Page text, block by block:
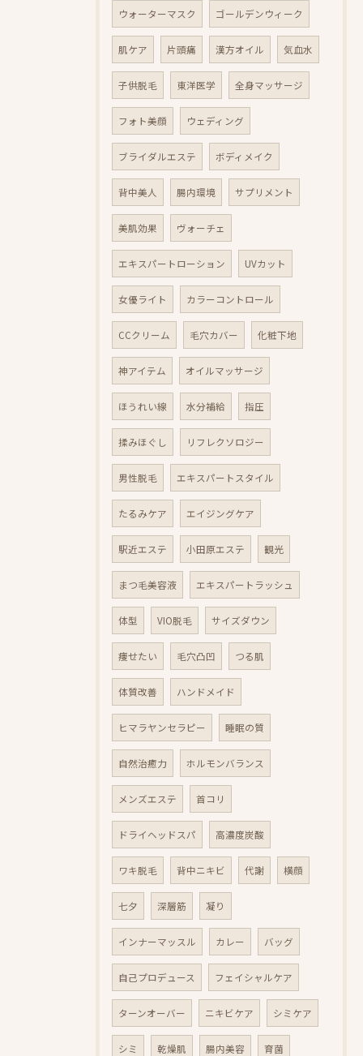
ウォーターマスク ゴールデンウィーク
肌ケア 片頭痛 漢方オイル 気血水
子供脱毛 東洋医学 全身マッサージ
フォト美顔 ウェディング
ブライダルエステ ボディメイク
背中美人 腸内環境 サプリメント
美肌効果 ヴォーチェ
エキスパートローション UVカット
女優ライト カラーコントロール
CCクリーム 毛穴カバー 化粧下地
神アイテム オイルマッサージ
ほうれい線 水分補給 指圧
揉みほぐし リフレクソロジー
男性脱毛 エキスパートスタイル
たるみケア エイジングケア
駅近エステ 小田原エステ 観光
まつ毛美容液 エキスパートラッシュ
体型 VIO脱毛 サイズダウン
痩せたい 毛穴凸凹 つる肌
体質改善 ハンドメイド
ヒマラヤンセラピー 睡眠の質
自然治癒力 ホルモンバランス
メンズエステ 首コリ
ドライヘッドスパ 高濃度炭酸
ワキ脱毛 背中ニキビ 代謝 横顔
七夕 深層筋 凝り
インナーマッスル カレー バッグ
自己プロデュース フェイシャルケア
ターンオーバー ニキビケア シミケア
シミ 乾燥肌 腸内美容 育菌